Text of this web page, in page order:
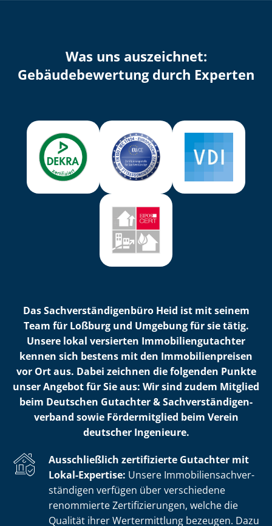
Was uns auszeichnet:
Ge­bäu­de­be­wer­tung durch Experten
Das Sach­ver­stän­di­gen­bü­ro Heid ist mit seinem
Team für Loßburg und Umgebung für sie tätig.
Unsere lokal versierten Im­mo­bi­li­en­gut­ach­ter
kennen sich bestens mit den Im­mo­bi­li­en­prei­sen
vor Ort aus. Dabei zeichnen die folgenden Punkte
unser Angebot für Sie aus: Wir sind zudem Mitglied
beim Deutschen Gutachter & Sach­ver­stän­di­gen­
ver­band sowie Fördermitglied beim Verein
deutscher Ingenieure.
Ausschließlich zertifizierte Gutachter mit
Lokal-Expertise: Unsere Im­mo­bi­li­en­sach­ver­
stän­di­gen verfügen über verschiedene
renommierte Zer­ti­fi­zie­run­gen, welche die
Qualität ihrer Wertermittlung bezeugen. Dazu